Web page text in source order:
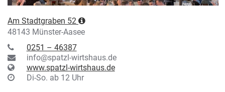
Am Stadtgraben 52
48143 Münster-Aasee
0251 – 46387
info@spatzl-wirtshaus.de
www.spatzl-wirtshaus.de
Di-So. ab 12 Uhr